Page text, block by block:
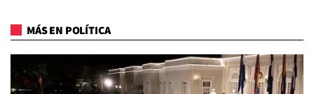
MÁS EN POLÍTICA